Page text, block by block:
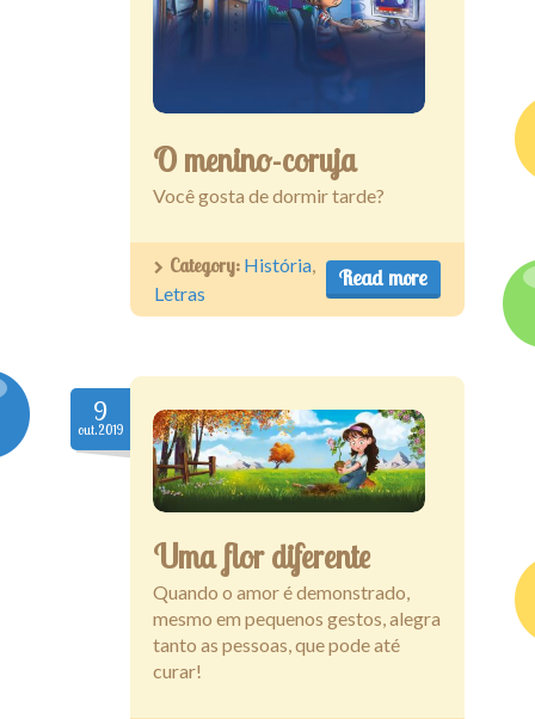
O menino-coruja
Você gosta de dormir tarde?
Read more
Category: História
Letras
9
out.2019
Uma flor diferente
Quando o amor é demonstrado,
mesmo em pequenos gestos, alegra
tanto as pessoas, que pode até
curar!